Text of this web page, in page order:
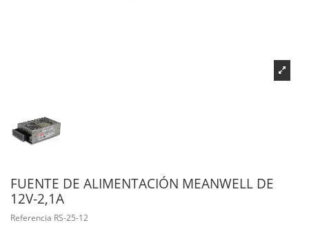
FUENTE DE ALIMENTACIÓN MEANWELL DE
12V-2,1A
Referencia RS-25-12